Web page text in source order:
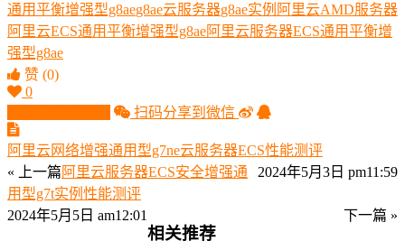
通用平衡增强型g8aeg8ae云服务器g8ae实例 阿里云AMD服务器
阿里云ECS通用平衡增强型g8ae阿里云服务器ECS通用平衡增
强型g8ae
赞 (0)
0
扫码分享到微信
阿里云网络增强通用型g7ne云服务器ECS性能测评
« 上一篇
2024年5月3日 pm11:59
阿里云服务器ECS安全增强通
用型g7t实例性能测评
下一篇 »
2024年5月5日 am12:01
相关推荐